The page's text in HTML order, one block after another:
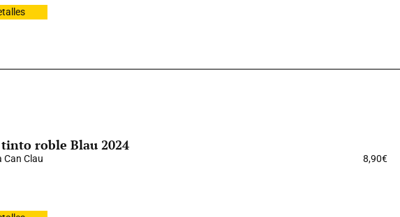
roble Blau 2024
Can Clau 8,90€